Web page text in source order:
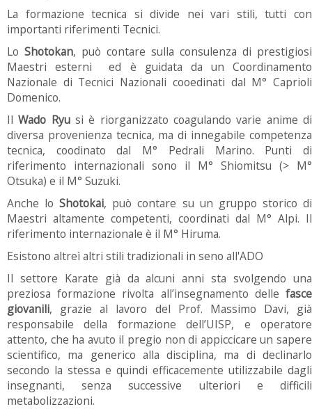
La formazione tecnica si divide nei vari stili, tutti con
importanti riferimenti Tecnici.
Lo Shotokan, può contare sulla consulenza di prestigiosi
Maestri esterni ed è guidata da un Coordinamento
Nazionale di Tecnici Nazionali cooedinati dal M° Caprioli
Domenico.
IlWado Ryusi è riorganizzato coagulando varie anime di
diversa provenienza tecnica, ma di innegabile competenza
tecnica, coodinato dal M° Pedrali Marino. Punti di
riferimento internazionali sono il M° Shiomitsu (> M°
Otsuka) e il M° Suzuki.
Anche loShotokai, può contare su un gruppo storico di
Maestri altamente competenti, coordinati dal M° Alpi. Il
riferimento internazionale è il M° Hiruma.
Esistono altreì altri stili tradizionali in seno all'ADO
Il settore Karate già da alcuni anni sta svolgendo una
preziosa formazione rivolta all’insegnamento delle fasce
giovanili, grazie al lavoro del Prof. Massimo Davi, già
responsabile della formazione dell’UISP, e operatore
attento, che ha avuto il pregio non di appiccicare un sapere
scientifico, ma generico alla disciplina, ma di declinarlo
secondo la stessa e quindi efficacemente utilizzabile dagli
insegnanti, senza successive ulteriori e difficili
metabolizzazioni.